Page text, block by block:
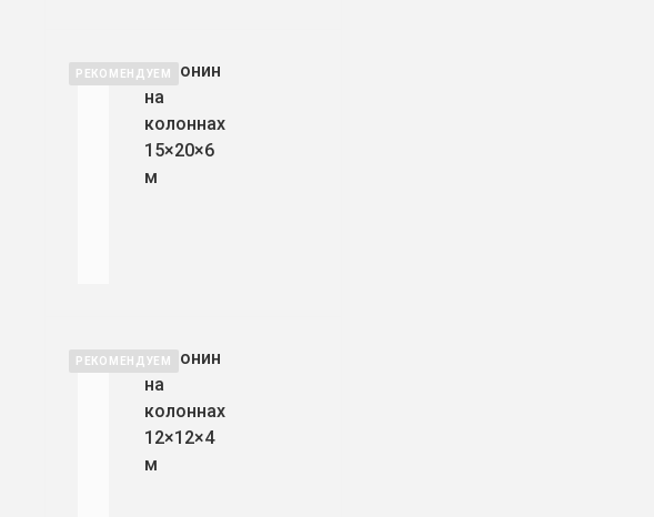
РЕКОМЕНДУЕММезонин
на
колоннах
15×20×6
м
РЕКОМЕНДУЕММезонин
на
колоннах
12×12×4
м